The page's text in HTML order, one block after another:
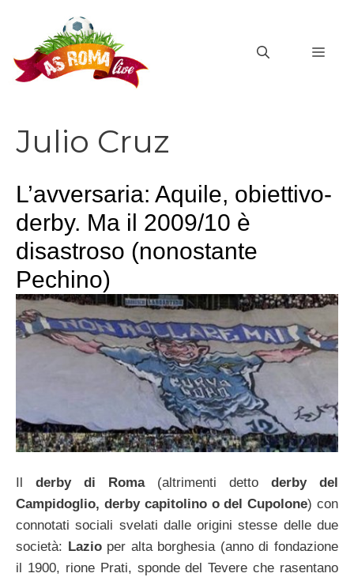
contenuto
Julio Cruz
L’avversaria: Aquile, obiettivo-
derby. Ma il 2009/10 è
disastroso (nonostante
Pechino)
derby di Roma(altrimenti detto derby del
Campidoglio, derby capitolino o del Cupolone) con
connotati sociali svelati dalle origini stesse delle due
società: Lazioper alta borghesia (anno di fondazione
il 1900, rione Prati, sponde del Tevere che rasentano